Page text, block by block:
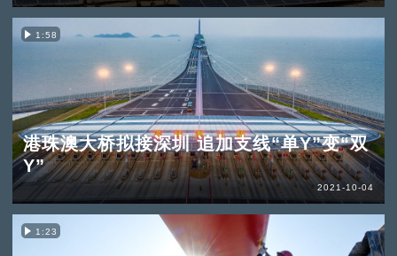
1:58
港珠澳大桥拟接深圳 追加支线“单Y”变“双
Y”
2021-10-04
1:23